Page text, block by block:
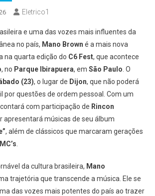
Eletrico1
e uma das vozes mais influentes da
no país, Mano Brown é a mais nova
na quarta edição do C6 Fest, que acontece
, no Parque Ibirapuera, em São Paulo. O
(23), o lugar de Dijon, que não poderá
por questões de ordem pessoal. Com um
com participação de Rincon
apresentará músicas de seu álbum
, além de clássicos que marcaram gerações
.
da cultura brasileira, Mano
trajetória que transcende a música. Ele se
das vozes mais potentes do país ao trazer